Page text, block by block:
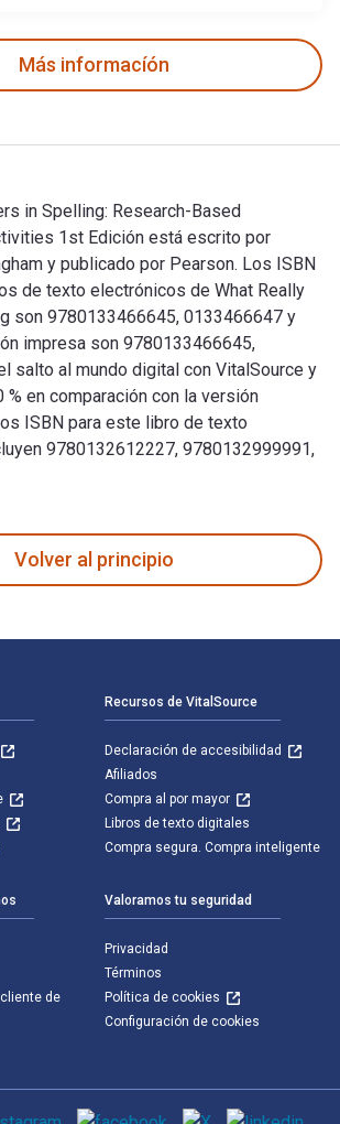
Más informacíón
in Spelling: Research-Based
1st Edición está escrito por
y publicado por Pearson. Los ISBN
de texto electrónicos de What Really
son 9780133466645, 0133466647 y
impresa son 9780133466645,
salto al mundo digital con VitalSource y
% en comparación con la versión
ISBN para este libro de texto
9780132612227, 9780132999991,
Volver al principio
Recursos de VitalSource
Declaración de accesibilidad
Afiliados
Compra al por mayor
Libros de texto digitales
Compra segura. Compra inteligente
de
Valoramos tu seguridad
Privacidad
Términos
Política de cookies
Configuración de cookies
social